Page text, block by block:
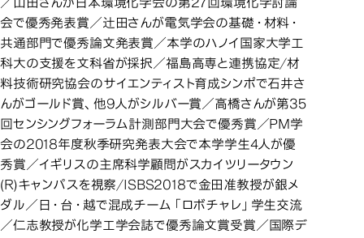
会で優秀発表賞／辻田さんが電気学会の基礎・材料・
共通部門で優秀論文発表賞／本学のハノイ国家大学工
科大の支援を文科省が採択／福島高専と連携協定/材
料技術研究協会のサイエンティスト育成シンポで石井さ
んがゴールド賞、他9人がシルバー賞／高橋さんが第35
回センシングフォーラム計測部門大会で優秀賞／PM学
会の2018年度秋季研究発表大会で本学学生4人が優
秀賞／イギリスの主席科学顧問がスカイツリータウン
(R)キャンパスを視察/ISBS2018で金田准教授が銀メ
ダル／日・台・越で混成チーム「ロボチャレ」学生交流
／仁志教授が化学工学会誌で優秀論文賞受賞／国際デ